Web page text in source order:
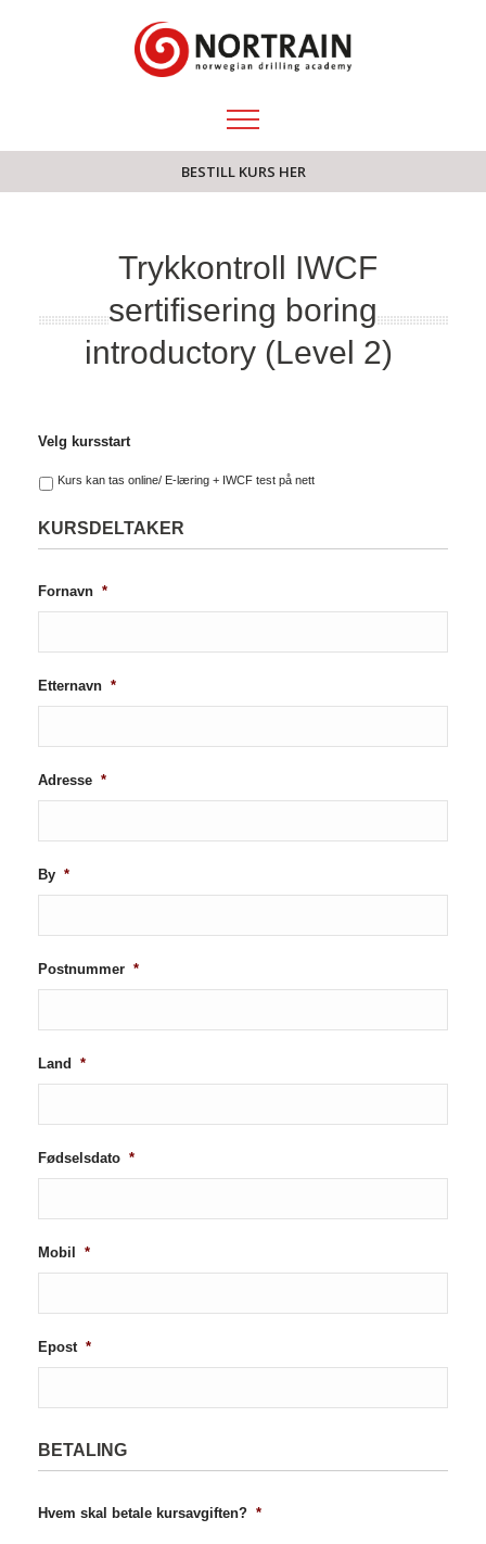
BESTILL KURS HER
Trykkontroll IWCF
sertifisering boring
introductory (Level 2)
Velg kursstart
Kurs kan tas online/ E-læring + IWCF test på nett
KURSDELTAKER
Fornavn *
Etternavn *
Adresse *
By *
Postnummer *
Land *
Fødselsdato *
Mobil *
Epost *
BETALING
Hvem skal betale kursavgiften? *